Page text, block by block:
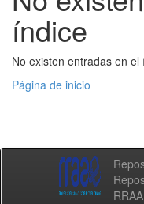
índice
No existen entradas en
Página de inicio